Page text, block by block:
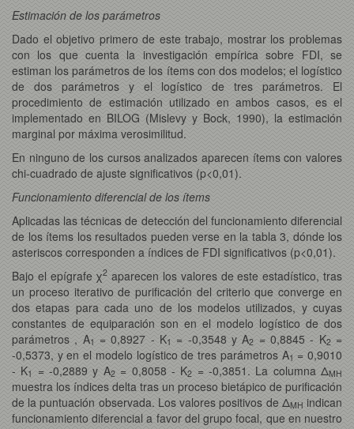
Estimación de los parámetros
Dado el objetivo primero de este trabajo, mostrar los problemas
con los que cuenta la investigación empírica sobre FDI, se
estiman los parámetros de los ítems con dos modelos; el logístico
de dos parámetros y el logístico de tres parámetros. El
procedimiento de estimación utilizado en ambos casos, es el
implementado en BILOG (Mislevy y Bock, 1990), la estimación
marginal por máxima verosimilitud.
En ninguno de los cursos analizados aparecen ítems con valores
chi-cuadrado de ajuste significativos (p<0,01).
Funcionamiento diferencial de los ítems
Aplicadas las técnicas de detección del funcionamiento diferencial
de los ítems los resultados pueden verse en la tabla 3, dónde los
asteriscos corresponden a índices de FDI significativos (p<0,01).
Bajo el epígrafe χ2 aparecen los valores de este estadístico, tras
un proceso iterativo de purificación del criterio que converge en
dos etapas para cada uno de los modelos utilizados, y cuyas
constantes de equiparación son en el modelo logístico de dos
parámetros , A1 = 0,8927 - K1 = -0,3548 y A2 = 0,8845 - K2=
-0,5373, y en el modelo logístico de tres parámetros A1 = 0,9010
- K1 = -0,2889 y A2= 0,8058 - K2 = -0,3851. La columna ΔMH
muestra los índices delta tras un proceso bietápico de purificación
de la puntuación observada. Los valores positivos de ΔMH indican
funcionamiento diferencial a favor del grupo focal, que en nuestro